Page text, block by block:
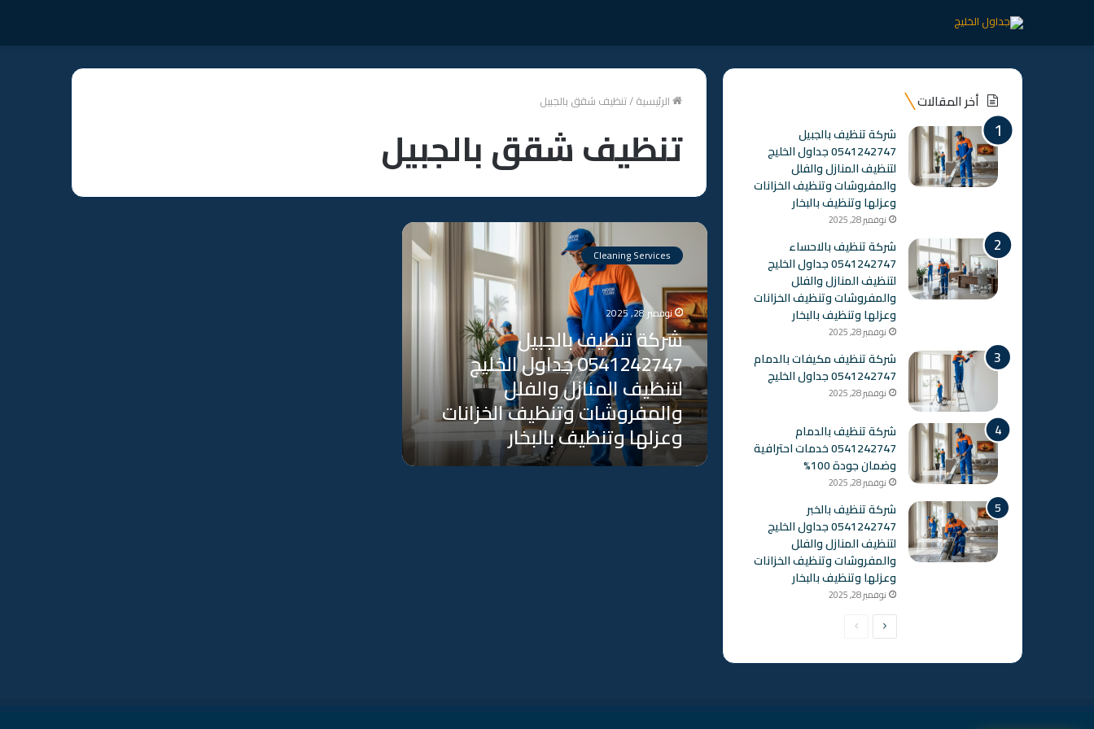
الرئيسية/تنظيف شقق بالجبيل
تنظيف شقق بالجبيل
شركة
تنظيف
بالجبيل
جداول
الخليج
لتنظيف
المنازل
والفلل
والمفروشات
وتنظيف
الخزانات
وعزلها
وتنظيف
بالبخار
Cleaning Services
نوفمبر 28, 2025
شركة تنظيف بالجبيل
0541242747 جداول الخليج
لتنظيف المنازل والفلل
والمفروشات وتنظيف الخزانات
وعزلها وتنظيف بالبخار
أخر المقالات
شركة تنظيف بالجبيل
0541242747 جداول الخليج
لتنظيف المنازل والفلل
والمفروشات وتنظيف الخزانات
وعزلها وتنظيف بالبخار
نوفمبر 28, 2025
شركة تنظيف بالاحساء
0541242747 جداول الخليج
لتنظيف المنازل والفلل
والمفروشات وتنظيف الخزانات
وعزلها وتنظيف بالبخار
نوفمبر 28, 2025
شركة تنظيف مكيفات بالدمام
0541242747 جداول الخليج
نوفمبر 28, 2025
شركة تنظيف بالدمام
0541242747 خدمات احترافية
وضمان جودة 100%
نوفمبر 28, 2025
شركة تنظيف بالخبر
0541242747 جداول الخليج
لتنظيف المنازل والفلل
والمفروشات وتنظيف الخزانات
وعزلها وتنظيف بالبخار
نوفمبر 28, 2025
الصفحةالصفحة